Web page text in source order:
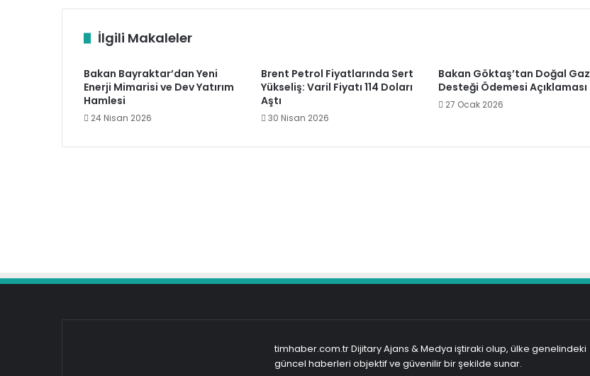
İlgili Makaleler
Bakan Bayraktar’dan Yeni
Enerji Mimarisi ve Dev Yatırım
Hamlesi
24 Nisan 2026
Brent Petrol Fiyatlarında Sert
Yükseliş: Varil Fiyatı 114 Doları
Aştı
30 Nisan 2026
Bakan Göktaş’tan Doğal Gaz
Desteği Ödemesi Açıklaması
27 Ocak 2026
timhaber.com.tr Dijitary Ajans & Medya iştiraki olup, ülke genelindeki
güncel haberleri objektif ve güvenilir bir şekilde sunar.